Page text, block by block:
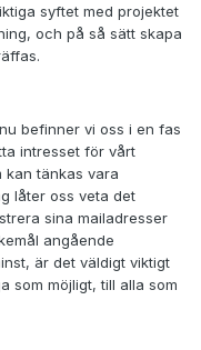
syftet med projektet
och på så sätt skapa
befinner vi oss i en fas
intresset för vårt
kan tänkas vara
låter oss veta det
sina mailadresser
angående
är det väldigt viktigt
som möjligt, till alla som